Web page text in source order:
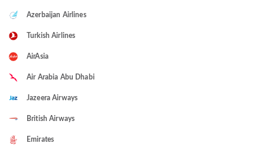
Azerbaijan Airlines
Turkish Airlines
AirAsia
Air Arabia Abu Dhabi
Jazeera Airways
British Airways
Emirates